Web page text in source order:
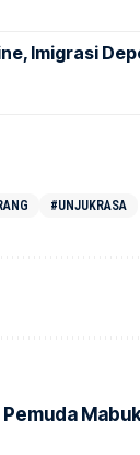
Imigrasi
#UNJUKRASA
Pemuda